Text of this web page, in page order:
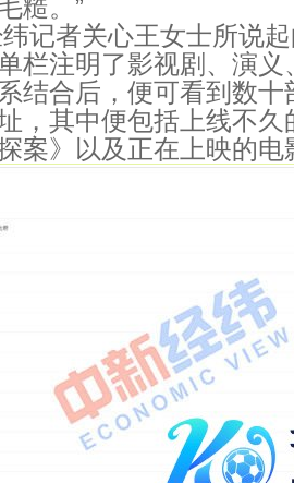
糙。”
者关心王女士所说起
栏注明了影视剧、演
结合后，便可看到数
，其中便包括上线不
案》以及正在上映的